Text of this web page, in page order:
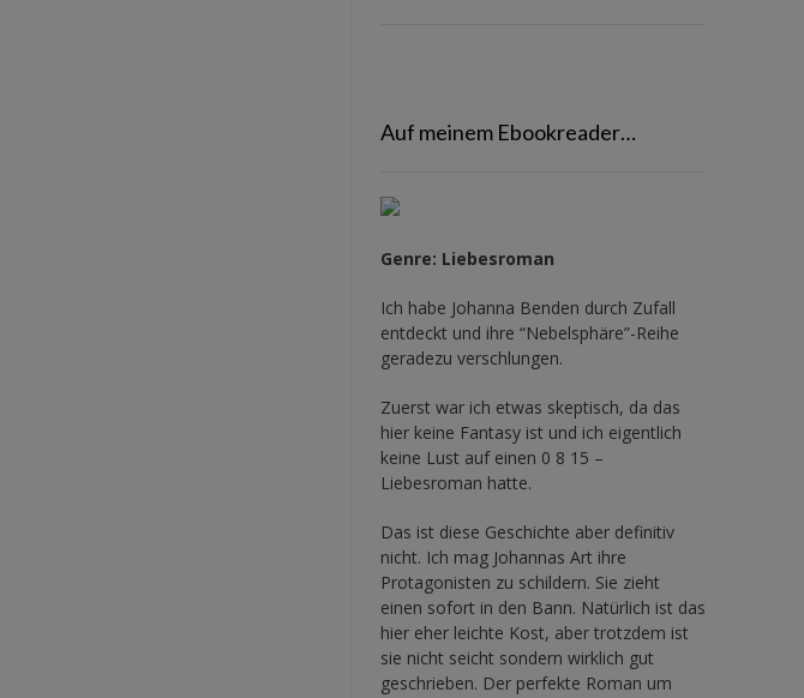
Auf meinem Ebookreader…
Genre: Liebesroman
Ich habe Johanna Benden durch Zufall
entdeckt und ihre “Nebelsphäre”-Reihe
geradezu verschlungen.
Zuerst war ich etwas skeptisch, da das
hier keine Fantasy ist und ich eigentlich
keine Lust auf einen 0 8 15 –
Liebesroman hatte.
Das ist diese Geschichte aber definitiv
nicht. Ich mag Johannas Art ihre
Protagonisten zu schildern. Sie zieht
einen sofort in den Bann. Natürlich ist das
hier eher leichte Kost, aber trotzdem ist
sie nicht seicht sondern wirklich gut
geschrieben. Der perfekte Roman um